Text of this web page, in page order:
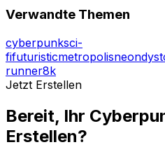
Verwandte Themen
cyberpunksci-
fifuturisticmetropolisneon
runner8k
Jetzt Erstellen
Bereit, Ihr
Erstellen?